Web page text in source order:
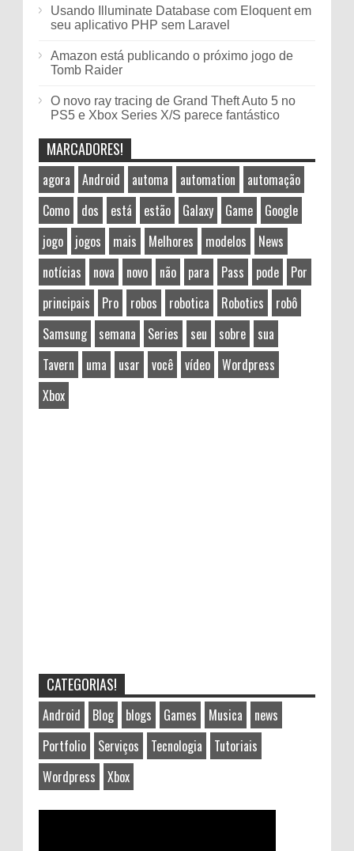
Usando Illuminate Database com Eloquent em
seu aplicativo PHP sem Laravel
Amazon está publicando o próximo jogo de
Tomb Raider
O novo ray tracing de Grand Theft Auto 5 no
PS5 e Xbox Series X/S parece fantástico
MARCADORES!
agora Android automa automation
automação
Como
dos está estão Galaxy Game
Google
jogo
jogos mais Melhores modelos
News
notícias
nova novo não para Pass pode
Por
principais
Pro robos robotica Robotics
robô
Samsung
semana Series seu sobre
sua
Tavern
uma usar você vídeo
Wordpress
Xbox
CATEGORIAS!
Android Blog blogs Games Musica
news
Portfolio
Serviços Tecnologia
Tutoriais
Wordpress
Xbox